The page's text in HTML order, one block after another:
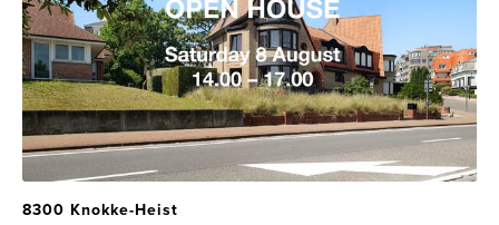
8300 Knokke-Heist